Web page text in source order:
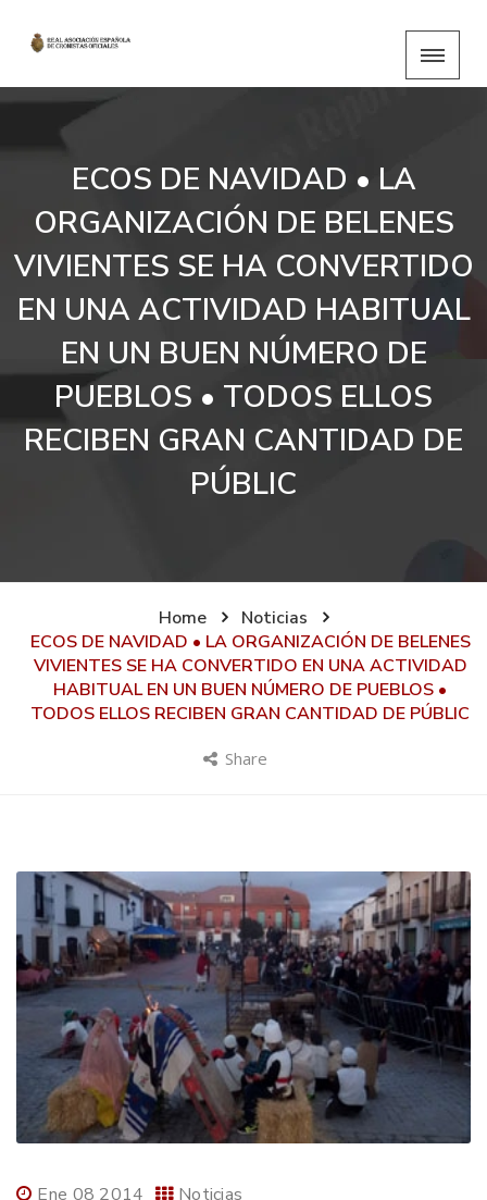
ECOS DE NAVIDAD • LA
ORGANIZACIÓN DE BELENES
VIVIENTES SE HA CONVERTIDO
EN UNA ACTIVIDAD HABITUAL
EN UN BUEN NÚMERO DE
PUEBLOS • TODOS ELLOS
RECIBEN GRAN CANTIDAD DE
PÚBLIC
Home
Noticias
ECOS DE NAVIDAD • LA ORGANIZACIÓN DE BELENES
VIVIENTES SE HA CONVERTIDO EN UNA ACTIVIDAD
HABITUAL EN UN BUEN NÚMERO DE PUEBLOS •
TODOS ELLOS RECIBEN GRAN CANTIDAD DE PÚBLIC
Share
Ene 08 2014 Noticias